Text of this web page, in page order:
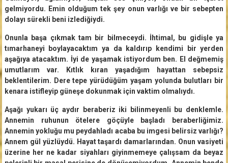
gelmiyordu. Emin olduğum tek şey onun varlığı ve bir sebepten
dolayı sürekli beni izlediğiydi.
Onunla başa çıkmak tam bir bilmeceydi. İhtimal, bu gidişle ya
tımarhaneyi boylayacaktım ya da kaldırıp kendimi bir yerden
aşağıya atacaktım. İyi de yaşamak istiyordum ben. El değmemiş
umutlarım var. Kıtlık kıran yaşadığım hayattan sebepsiz
beklentilerim. Dere tepe yürüdüğüm yaşam yolunda bulutları bir
kenara istifleyip güneşe dokunmak için vaktim olmalıydı.
Aşağı yukarı üç aydır beraberiz iki bilinmeyenli bu denklemle.
Annemin ruhunun ötelere göçüyle başladı beraberliğimiz.
Annemin yokluğu mu peydahladı acaba bu imgesi belirsiz varlığı?
Annem gül yüzlüydü. Hayat taşardı damarlarından. Onun vasiyeti
üzerine her ne kadar siyahları giyinmemeye çalışsam da beyaz